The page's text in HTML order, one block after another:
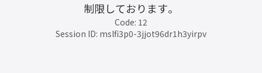
制限しております。
Code: 12
Session ID: mslfi3p0-3jjot96dr1h3yirpv